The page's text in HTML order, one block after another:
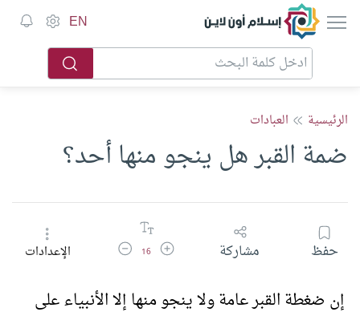
إسلام أون لاين EN
الرئيسية العبادات
ضمة القبر هل ينجو منها أحد؟
حفظ مشاركة زيادة حجم الخط
16 تقليل حجم الخطالإعدادات
إن ضغطة القبر عامة ولا ينجو منها إلا الأنبياء على